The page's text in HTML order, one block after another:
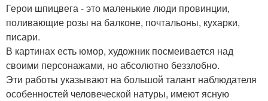
Герои шпицвега - это маленькие люди провинции,
поливающие розы на балконе, почтальоны, кухарки,
писари.
В картинах есть юмор, художник посмеивается над
своими персонажами, но абсолютно беззлобно.
Эти работы указывают на большой талант наблюдателя
особенностей человеческой натуры, имеют ясную